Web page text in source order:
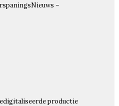
–
productie